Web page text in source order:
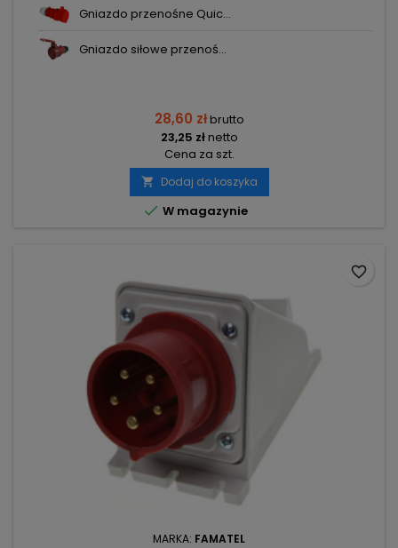
Gniazdo przenośne Quic...
Gniazdo siłowe przenoś...
28,60 złbrutto
23,25 złnetto
Cena za szt.
 Dodaj do koszyka
 W magazynie
MARKA: FAMATEL
favorite_border